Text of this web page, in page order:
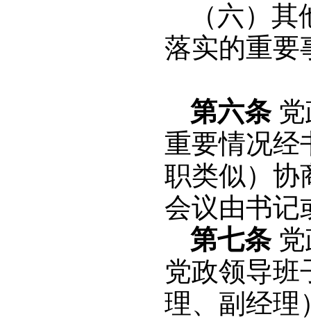
（六）
落实的重要
第六条党
重要情况经
职类似）协
会议由书记
第七条党
党政领导班
理、副经理